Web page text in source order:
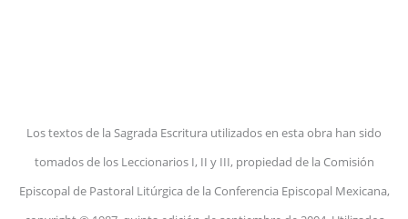
Los textos de la Sagrada Escritura utilizados en esta obra han sido
tomados de los Leccionarios I, II y III, propiedad de la Comisión
Episcopal de Pastoral Litúrgica de la Conferencia Episcopal Mexicana,